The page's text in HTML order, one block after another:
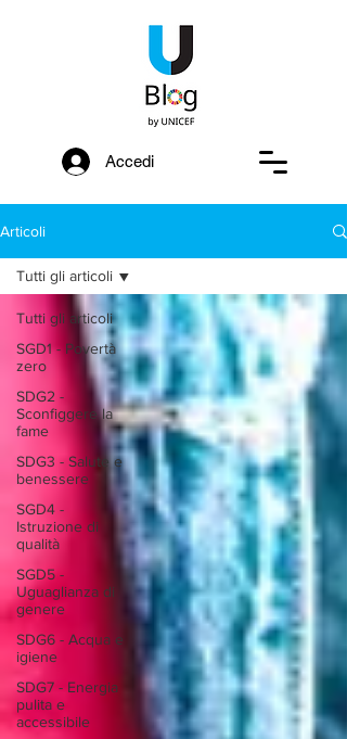
Accedi
Articoli
Tutti gli articoli
SGD1 - Povertà
zero
SDG2 -
Sconfiggere la
fame
SDG3 - Salute e
benessere
SGD4 -
Istruzione di
qualità
SGD5 -
Uguaglianza di
genere
SDG6 - Acqua e
igiene
SDG7 - Energia
pulita e
accessibile
Tutti gli articoli